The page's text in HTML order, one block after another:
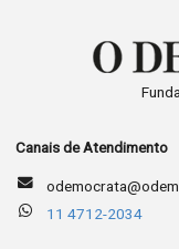
Canais de Atendimento
11 4712-2034